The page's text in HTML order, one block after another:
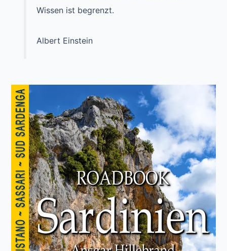
Wissen ist begrenzt.
Albert Einstein